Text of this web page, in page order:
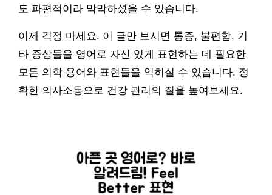
도 파편적이라 막막하셨을 수 있습니다.
이제 걱정 마세요. 이 글만 보시면 통증, 불편함, 기
타 증상들을 영어로 자신 있게 표현하는 데 필요한
모든 의학 용어와 표현들을 익히실 수 있습니다. 정
확한 의사소통으로 건강 관리의 질을 높여보세요.